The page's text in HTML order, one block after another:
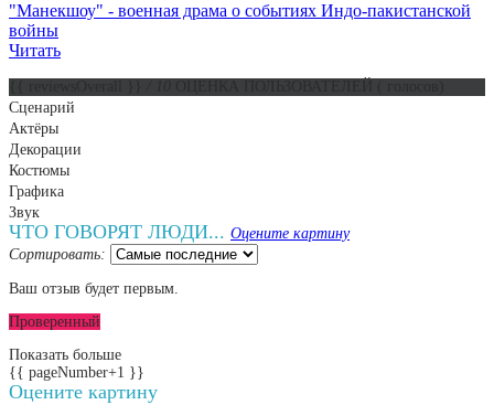
"Манекшоу" - военная драма о событиях Индо-пакистанской
войны
Читать
Сценарий
Актёры
Декорации
Костюмы
Графика
Звук
ЧТО ГОВОРЯТ ЛЮДИ... Оцените картину
Сортировать:
Ваш отзыв будет первым.
Проверенный
Показать больше
{{ pageNumber+1 }}
Оцените картину